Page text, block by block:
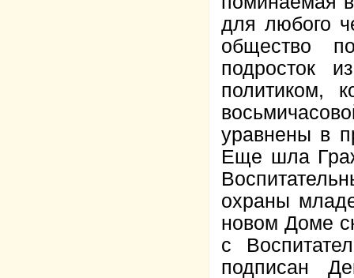
для любого
общество
подросток
политиком,
уравнены в
Еще шла
охраны
новом Доме
с
подписан